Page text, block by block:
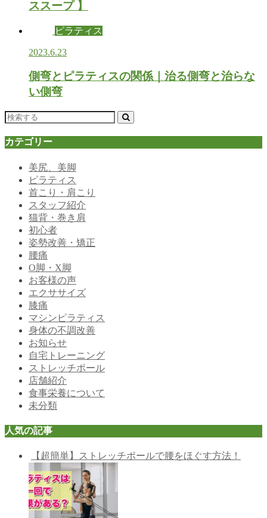
ススープ 】
ピラティス
2023.6.23
側弯とピラティスの関係｜治る側弯と治らな
い側弯
カテゴリー
美尻、美脚
ピラティス
首こり・肩こり
スタッフ紹介
猫背・巻き肩
初心者
姿勢改善・矯正
腰痛
O脚・X脚
お客様の声
エクササイズ
膝痛
マシンピラティス
身体の不調改善
お知らせ
自宅トレーニング
ストレッチポール
店舗紹介
食事栄養について
未分類
人気の記事
【超簡単】ストレッチポールで腰をほぐす方法！